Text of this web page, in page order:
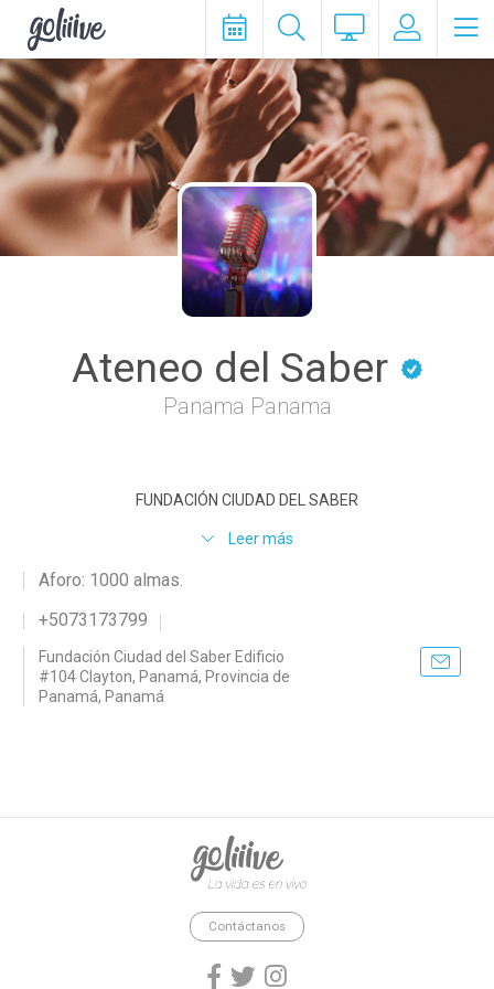
goliiive
Ateneo del Saber
Panama Panama
FUNDACIÓN CIUDAD DEL SABER
Leer más
Aforo: 1000 almas.
+5073173799
Fundación Ciudad del Saber Edificio
#104 Clayton, Panamá, Provincia de
Panamá, Panamá
goliiive - La vida es en vivo.
Contáctanos